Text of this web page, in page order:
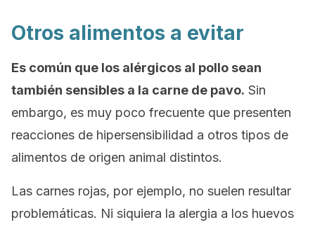
Otros alimentos a evitar
Es común que los alérgicos al pollo sean
también sensibles a la carne de pavo. Sin
embargo, es muy poco frecuente que presenten
reacciones de hipersensibilidad a otros tipos de
alimentos de origen animal distintos.
Las carnes rojas, por ejemplo, no suelen resultar
problemáticas. Ni siquiera la alergia a los huevos